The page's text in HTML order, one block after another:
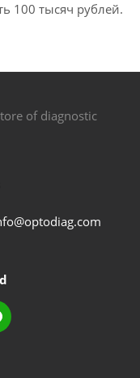
100 тысяч рублей.
of diagnostic